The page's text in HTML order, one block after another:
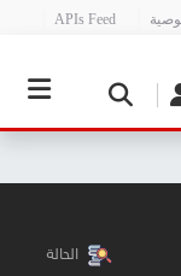
APIs Feed
الحالة